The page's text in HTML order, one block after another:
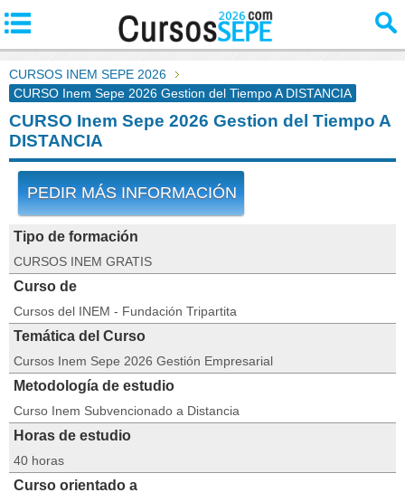
CURSOS INEM SEPE 2026
CURSO Inem Sepe 2026 Gestion del Tiempo A DISTANCIA
CURSO Inem Sepe 2026 Gestion del Tiempo A
DISTANCIA
PEDIR MÁS INFORMACIÓN
Tipo de formación
CURSOS INEM GRATIS
Curso de
Cursos del INEM - Fundación Tripartita
Temática del Curso
Cursos Inem Sepe 2026 Gestión Empresarial
Metodología de estudio
Curso Inem Subvencionado a Distancia
Horas de estudio
40 horas
Curso orientado a